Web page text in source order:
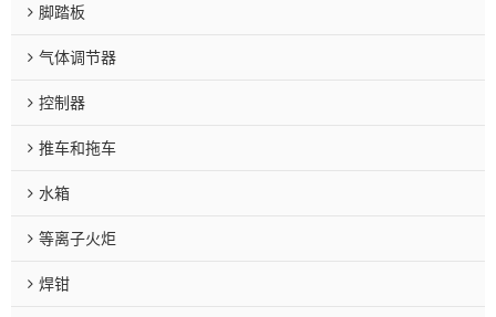
脚踏板
气体调节器
控制器
推车和拖车
水箱
等离子火炬
焊钳